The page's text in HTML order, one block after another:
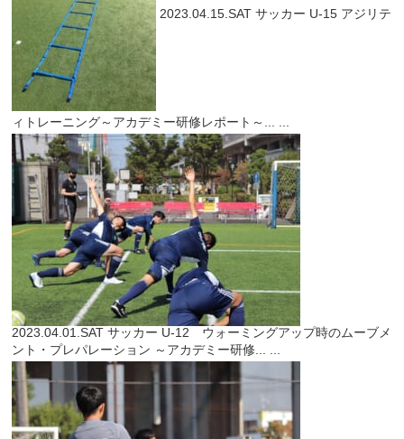
2023.04.15.SAT サッカー U-15 アジリテ
ィトレーニング～アカデミー研修レポート～... ...
2023.04.01.SAT サッカー U-12 ウォーミングアップ時のムーブメ
ント・プレパレーション ～アカデミー研修... ...